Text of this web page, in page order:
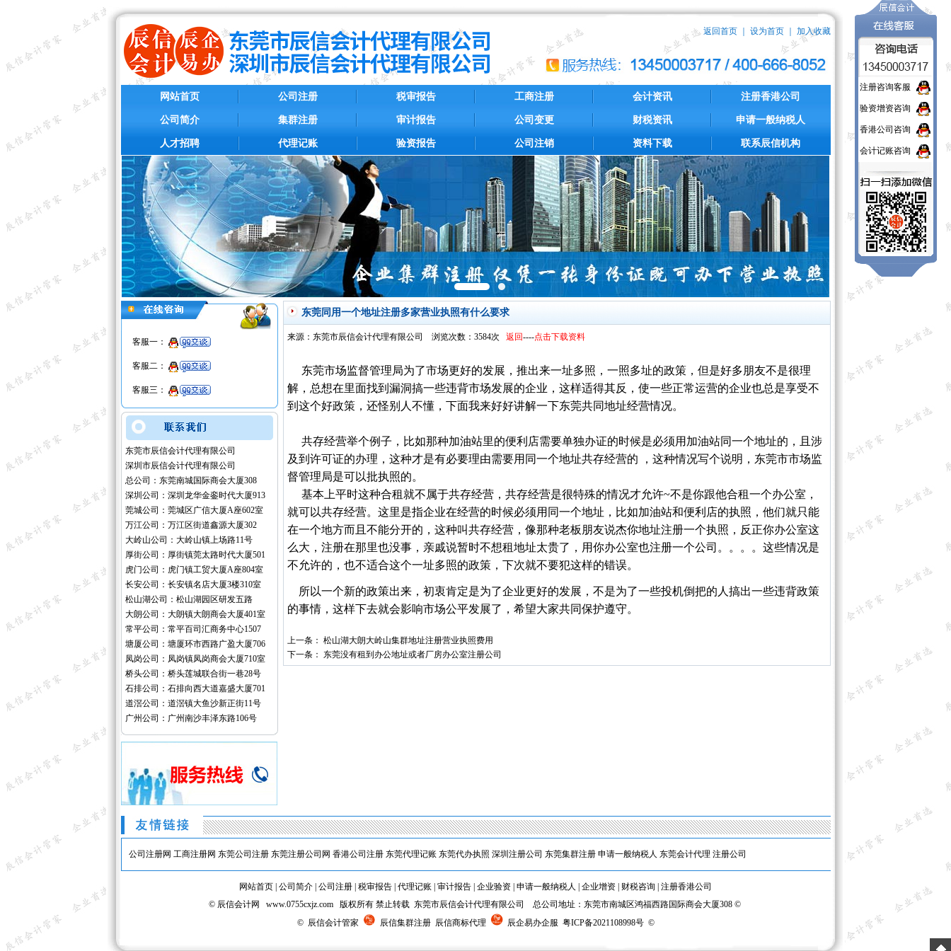
返回首页｜ 设为首页｜ 加入收藏
网站首页
公司简介
人才招聘
公司注册
集群注册
代理记账
税审报告
审计报告
验资报告
工商注册
公司变更
公司注销
会计资讯
财税资讯
资料下载
注册香港公司
申请一般纳税人
联系辰信机构
客服一：
客服二：
客服三：
东莞市辰信会计代理有限公司
深圳市辰信会计代理有限公司
总公司：东莞南城国际商会大厦308
深圳公司：深圳龙华金銮时代大厦913
莞城公司：莞城区广信大厦A座602室
万江公司：万江区街道鑫源大厦302
大岭山公司：大岭山镇上场路11号
厚街公司：厚街镇莞太路时代大厦501
虎门公司：虎门镇工贸大厦A座804室
长安公司：长安镇名店大厦3楼310室
松山湖公司：松山湖园区研发五路
大朗公司：大朗镇大朗商会大厦401室
常平公司：常平百司汇商务中心1507
塘厦公司：塘厦环市西路广盈大厦706
凤岗公司：凤岗镇凤岗商会大厦710室
桥头公司：桥头莲城联合街一巷28号
石排公司：石排向西大道嘉盛大厦701
道滘公司：道滘镇大鱼沙新正街11号
广州公司：广州南沙丰泽东路106号
东莞同用一个地址注册多家营业执照有什么要求
来源：东莞市辰信会计代理有限公司 浏览次数：3584次 返回----点击下载资料
东莞市场监督管理局为了市场更好的发展，推出来一址多照，一照多址的政策，但是好多朋友不是很理
解，总想在里面找到漏洞搞一些违背市场发展的企业，这样适得其反，使一些正常运营的企业也总是享受不
到这个好政策，还怪别人不懂，下面我来好好讲解一下东莞共同地址经营情况。
共存经营举个例子，比如那种加油站里的便利店需要单独办证的时候是必须用加油站同一个地址的，且涉
及到许可证的办理，这种才是有必要理由需要用同一个地址共存经营的 ，这种情况写个说明，东莞市市场监
督管理局是可以批执照的。
基本上平时这种合租就不属于共存经营，共存经营是很特殊的情况才允许~不是你跟他合租一个办公室，
就可以共存经营。这里是指企业在经营的时候必须用同一个地址，比如加油站和便利店的执照，他们就只能
在一个地方而且不能分开的，这种叫共存经营，像那种老板朋友说杰你地址注册一个执照，反正你办公室这
么大，注册在那里也没事，亲戚说暂时不想租地址太贵了，用你办公室也注册一个公司。。。。这些情况是
不允许的，也不适合这个一址多照的政策，下次就不要犯这样的错误。
所以一个新的政策出来，初衷肯定是为了企业更好的发展，不是为了一些投机倒把的人搞出一些违背政策
的事情，这样下去就会影响市场公平发展了，希望大家共同保护遵守。
上一条： 松山湖大朗大岭山集群地址注册营业执照费用
下一条： 东莞没有租到办公地址或者厂房办公室注册公司
公司注册网 工商注册网 东莞公司注册 东莞注册公司网 香港公司注册 东莞代理记账 东莞代办执照 深圳注册公司 东莞集群注册 申请一般纳税人 东莞会计代理 注册公司
网站首页 公司简介 公司注册 税审报告 代理记账 审计报告 企业验资 申请一般纳税人 企业增资 财税咨询
注册香港公司
© 辰信会计网 www.0755cxjz.com 版权所有 禁止转载 东莞市辰信会计代理有限公司 总公司地址：东莞市南城区鸿福西路国际商会大厦308 ©
© 辰信会计管家
辰信集群注册 辰信商标代理 辰企易办企服 粤ICP备2021108998号©
注册咨询客服
验资增资咨询
香港公司咨询
会计记账咨询